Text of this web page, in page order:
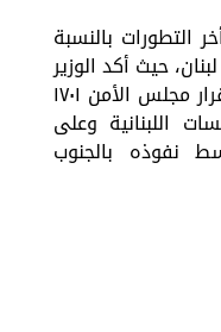
التطورات بالنسبة
حيث أكد الوزير
عبد العاطى على ضرورة تنفيذ قرار مجلس الأمن ١٧٠١
اللبنانية وعلى
نفوذه بالجنوب